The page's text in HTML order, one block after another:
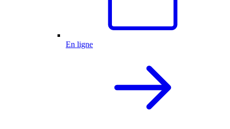
En ligne